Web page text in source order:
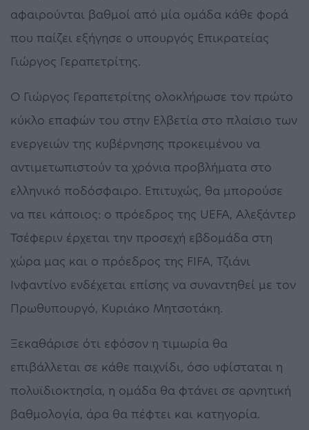
αφαιρούνται βαθμοί από μία ομάδα κάθε φορά
που παίζει εξήγησε ο υπουργός Επικρατείας
Γιώργος Γεραπετρίτης.
Ο Γιώργος Γεραπετρίτης ολοκλήρωσε τον πρώτο
κύκλο επαφών του στην Ελβετία στο πλαίσιο των
ενεργειών της κυβέρνησης προκειμένου να
αντιμετωπιστούν τα χρόνια προβλήματα στο
ελληνικό ποδόσφαιρο. Επιτυχώς, θα μπορούσε
να πει κάποιος: ο πρόεδρος της UEFA, Αλεξάντερ
Τσέφεριν έρχεται την προσεχή εβδομάδα στη
χώρα μας και ο πρόεδρος της FIFA, Τζιάνι
Ινφαντίνο ενδέχεται επίσης να συναντηθεί με τον
Πρωθυπουργό, Κυριάκο Μητσοτάκη.
Ξεκαθάρισε ότι εφόσον η τιμωρία θα
επιβάλλεται σε κάθε παιχνίδι, όσο υφίσταται η
πολυϊδιοκτησία, η ομάδα θα φτάνει σε αρνητική
βαθμολογία, άρα θα πέφτει και κατηγορία.